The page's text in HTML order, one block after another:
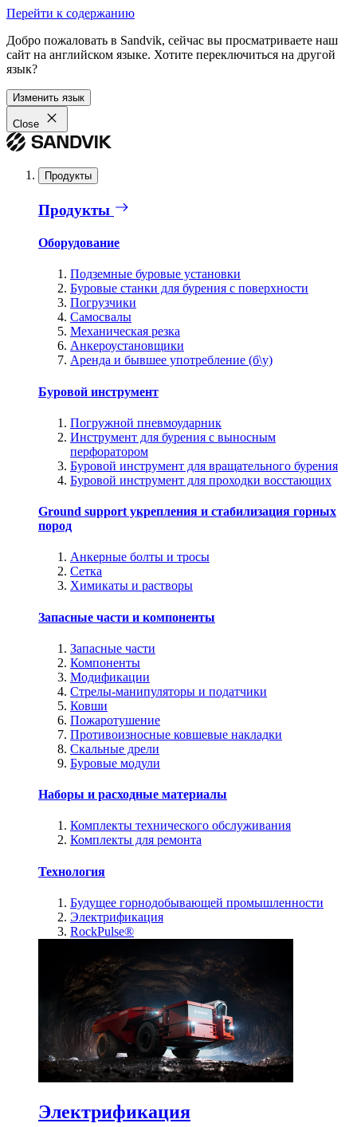
Перейти к содержанию
Добро пожаловать в Sandvik, сейчас вы просматриваете наш
сайт на английском языке. Хотите переключиться на другой
язык?
Изменить язык
Close
Продукты
Продукты
Оборудование
Подземные буровые установки
Буровые станки для бурения с поверхности
Погрузчики
Самосвалы
Механическая резка
Анкероустановщики
Аренда и бывшее употребление (б\у)
Буровой инструмент
Погружной пневмоударник
Инструмент для бурения с выносным
перфоратором
Буровой инструмент для вращательного бурения
Буровой инструмент для проходки восстающих
Ground support укрепления и стабилизация горных
пород
Анкерные болты и тросы
Сетка
Химикаты и растворы
Запасные части и компоненты
Запасные части
Компоненты
Модификации
Стрелы-манипуляторы и податчики
Ковши
Пожаротушение
Противоизносные ковшевые накладки
Скальные дрели
Буровые модули
Наборы и расходные материалы
Комплекты технического обслуживания
Комплекты для ремонта
Технология
Будущее горнодобывающей промышленности
Электрификация
RockPulse®
Электрификация